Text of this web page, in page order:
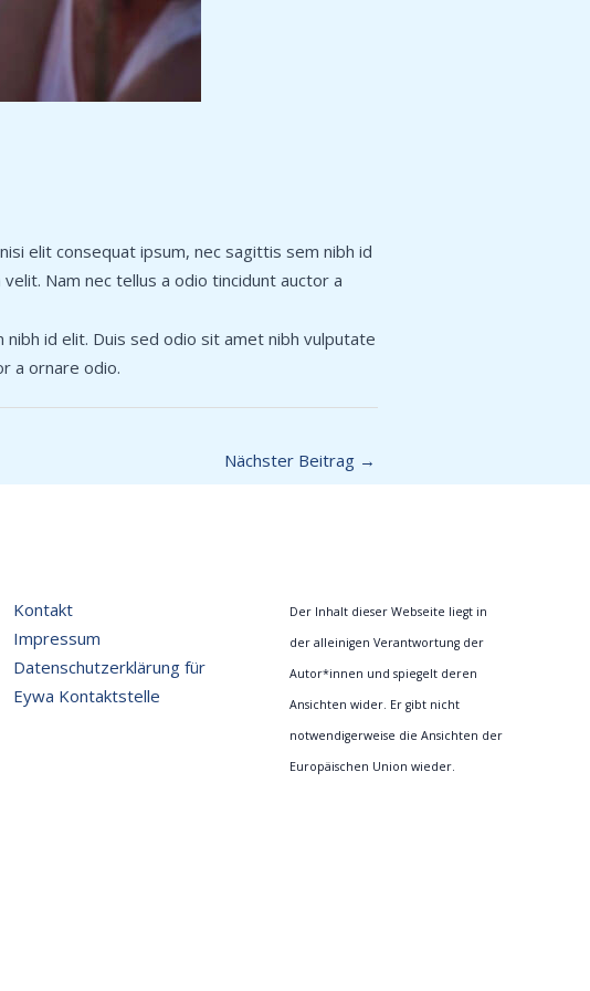
elit consequat ipsum, nec sagittis sem nibh id
Nam nec tellus a odio tincidunt auctor a
id elit. Duis sed odio sit amet nibh vulputate
a ornare odio.
Nächster Beitrag →
Kontakt
Impressum
Datenschutzerklärung für
Eywa Kontaktstelle
Der Inhalt dieser Webseite liegt in
der alleinigen Verantwortung der
Autor*innen und spiegelt deren
Ansichten wider. Er gibt nicht
notwendigerweise die Ansichten der
Europäischen Union wieder.